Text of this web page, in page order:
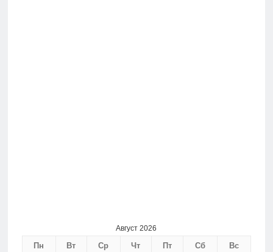
Август 2026
Пн Вт Ср Чт Пт Сб Вс